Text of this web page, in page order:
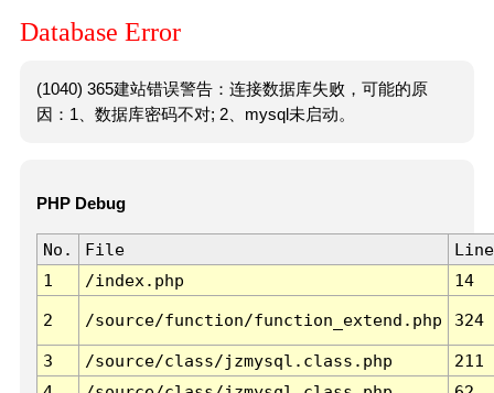
Database Error
(1040) 365建站错误警告：连接数据库失败，可能的原
因：1、数据库密码不对; 2、mysql未启动。
PHP Debug
No. File
Line
1
/index.php 14
2 /source/function/function_extend.php 324
3 /source/class/jzmysql.class.php
211